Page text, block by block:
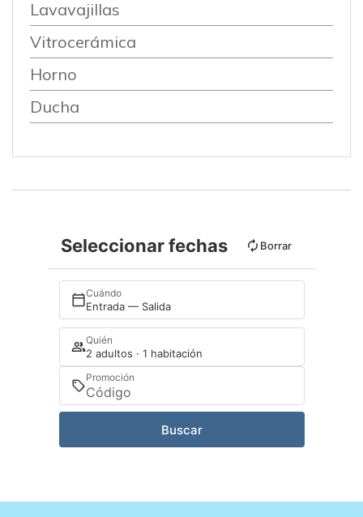
Lavavajillas
Vitrocerámica
Horno
Ducha
Seleccionar fechas Borrar
Cuándo
Entrada — Salida
Quién
2 adultos · 1 habitación
Promoción
Buscar